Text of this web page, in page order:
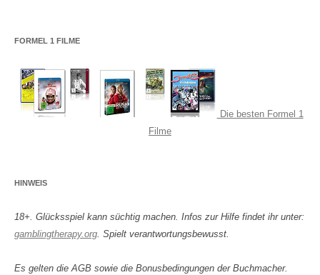
FORMEL 1 FILME
Die besten Formel 1
Filme
HINWEIS
18+. Glücksspiel kann süchtig machen. Infos zur Hilfe findet ihr unter:
gamblingtherapy.org. Spielt verantwortungsbewusst.
Es gelten die AGB sowie die Bonusbedingungen der Buchmacher.